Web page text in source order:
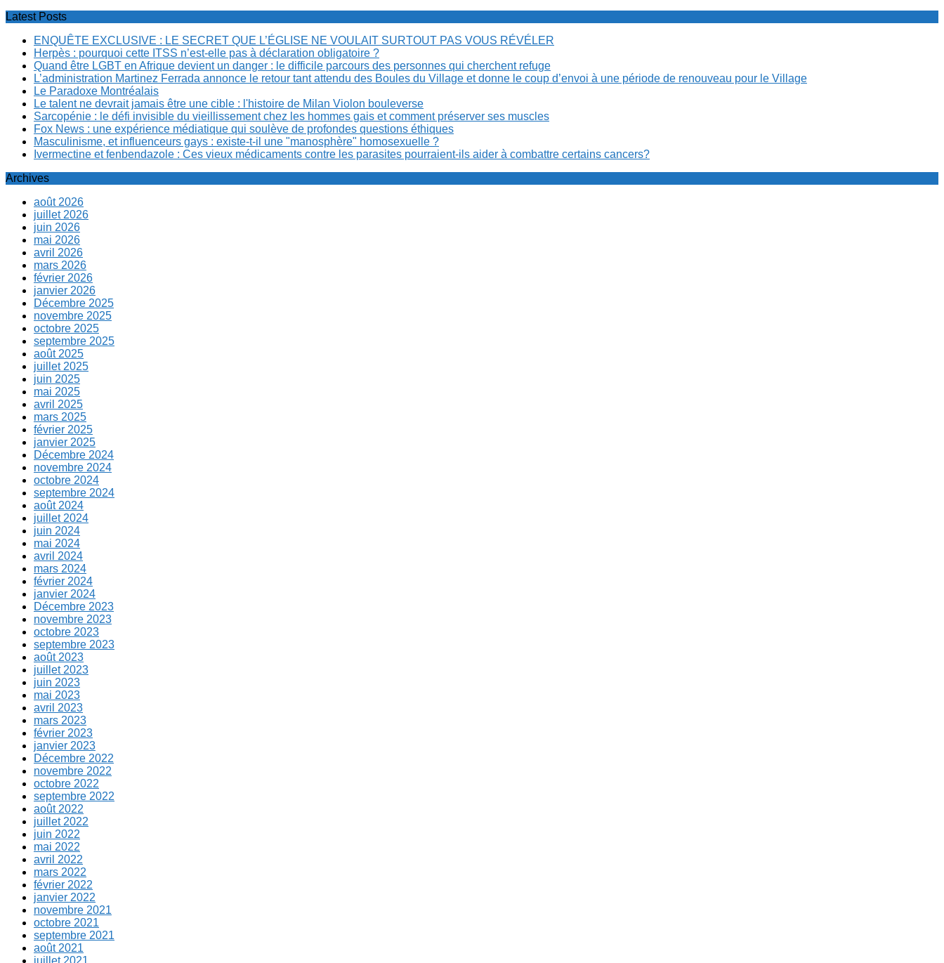
Latest Posts
ENQUÊTE EXCLUSIVE : LE SECRET QUE L’ÉGLISE NE VOULAIT SURTOUT PAS VOUS RÉVÉLER
Herpès : pourquoi cette ITSS n’est-elle pas à déclaration obligatoire ?
Quand être LGBT en Afrique devient un danger : le difficile parcours des personnes qui cherchent refuge
L’administration Martinez Ferrada annonce le retour tant attendu des Boules du Village et donne le coup d’envoi à une période de renouveau pour le Village
Le Paradoxe Montréalais
Le talent ne devrait jamais être une cible : l'histoire de Milan Violon bouleverse
Sarcopénie : le défi invisible du vieillissement chez les hommes gais et comment préserver ses muscles
Fox News : une expérience médiatique qui soulève de profondes questions éthiques
Masculinisme, et influenceurs gays : existe-t-il une "manosphère" homosexuelle ?
Ivermectine et fenbendazole : Ces vieux médicaments contre les parasites pourraient-ils aider à combattre certains cancers?
Archives
août 2026
juillet 2026
juin 2026
mai 2026
avril 2026
mars 2026
février 2026
janvier 2026
Décembre 2025
novembre 2025
octobre 2025
septembre 2025
août 2025
juillet 2025
juin 2025
mai 2025
avril 2025
mars 2025
février 2025
janvier 2025
Décembre 2024
novembre 2024
octobre 2024
septembre 2024
août 2024
juillet 2024
juin 2024
mai 2024
avril 2024
mars 2024
février 2024
janvier 2024
Décembre 2023
novembre 2023
octobre 2023
septembre 2023
août 2023
juillet 2023
juin 2023
mai 2023
avril 2023
mars 2023
février 2023
janvier 2023
Décembre 2022
novembre 2022
octobre 2022
septembre 2022
août 2022
juillet 2022
juin 2022
mai 2022
avril 2022
mars 2022
février 2022
janvier 2022
novembre 2021
octobre 2021
septembre 2021
août 2021